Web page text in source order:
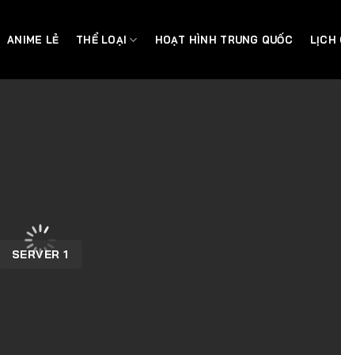
ANIME LẺ THỂ LOẠI HOẠT HÌNH TRUNG QUỐC LỊCH
SERVER 1